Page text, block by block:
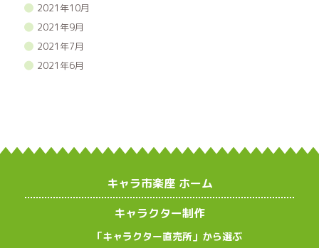
2021年10月
2021年9月
2021年7月
2021年6月
キャラ市楽座 ホーム
キャラクター制作
「キャラクター直売所」から選ぶ